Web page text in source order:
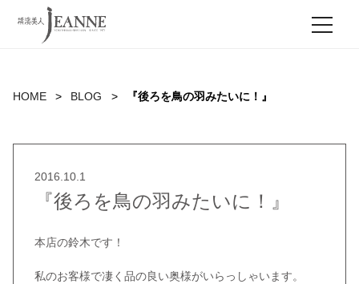
HOME BLOG 『後ろを鳥の羽みたいに！』
2016.10.1
『後ろを鳥の羽みたいに！』
本店の鈴木です！
私のお客様で凄く品の良い奥様がいらっしゃいます。